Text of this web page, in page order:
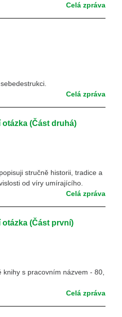
Celá zpráva
Celá zpráva
(Část druhá)
stručně historii, tradice a
od víry umírajícího.
Celá zpráva
(Část první)
s pracovním názvem - 80,
Celá zpráva